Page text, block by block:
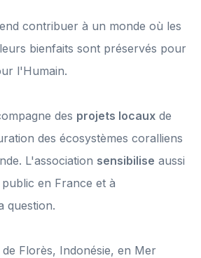
contribuer à un monde où les
bienfaits sont préservés pour
l'Humain.
des projets locaux de
des écosystèmes coralliens
L'association sensibilise aussi
en France et à
question.
Florès, Indonésie, en Mer